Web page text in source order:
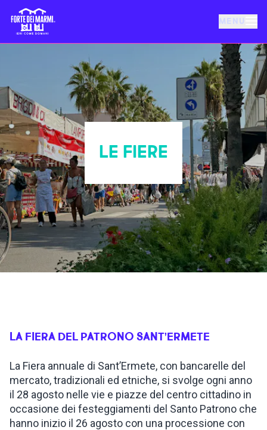
MENU
FORTE DEI MARMI
EVENTI
NOTIZIE
OSPITALITÀ
COSA FARE
VILLA BERTELLI
WEBCAM
CONTATTI
ENG
LE FIERE
LA FIERA DEL PATRONO SANT’ERMETE
La Fiera annuale di Sant’Ermete, con bancarelle del
mercato, tradizionali ed etniche, si svolge ogni anno
il 28 agosto nelle vie e piazze del centro cittadino in
occasione dei festeggiamenti del Santo Patrono che
hanno inizio il 26 agosto con una processione con